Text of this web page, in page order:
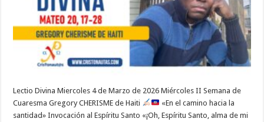
Lectio Divina Miercoles 4 de Marzo de 2026 Miércoles II Semana de
Cuaresma Gregory CHERISME de Haiti
«En el camino hacia la
santidad» Invocación al Espíritu Santo «¡Oh, Espíritu Santo, alma de mi